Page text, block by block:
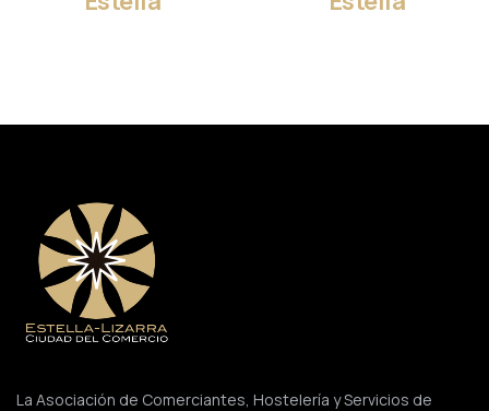
La Asociación de Comerciantes, Hostelería y Servicios de